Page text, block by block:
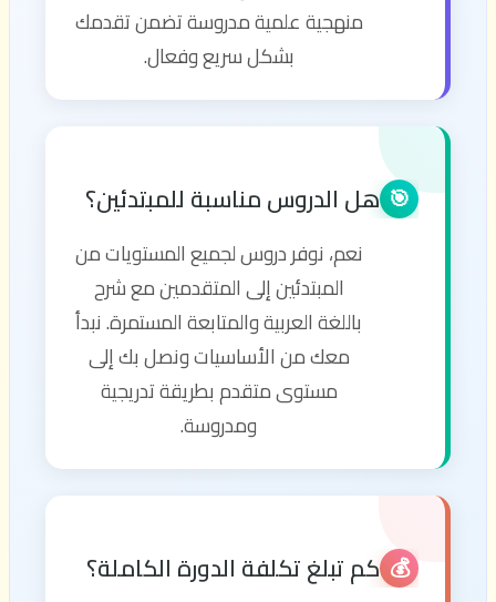
منهجية علمية مدروسة تضمن تقدمك
بشكل سريع وفعال.
🎯 هل الدروس مناسبة للمبتدئين؟
نعم، نوفر دروس لجميع المستويات من
المبتدئين إلى المتقدمين مع شرح
باللغة العربية والمتابعة المستمرة. نبدأ
معك من الأساسيات ونصل بك إلى
مستوى متقدم بطريقة تدريجية
ومدروسة.
💰 كم تبلغ تكلفة الدورة الكاملة؟